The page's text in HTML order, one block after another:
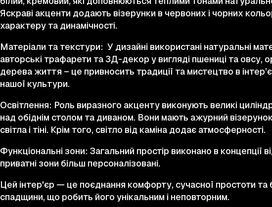
Яскраві акценти додають візерунки в червоних і чорних
характеру та динамічності.
Матеріали та текстури: У дизайні використані натуральні
авторські трафарети та 3Д-декор у вигляді пшениці та овсу,
дерева життя – це привносить традиції та мистецтво в
нашої культури.
Освітлення: Роль виразного акценту виконують великі
над обіднім столом та диваном. Вони мають ажурний
світла і тіні. Крім того, світло від каміна додає атмосферності.
Функціональні зони: Загальний простір виконано в концепції
приватні зони більш персоналізовані.
Цей інтер'єр — це поєднання комфорту, сучасної простоти та
спадщини, що робить його унікальним і неповторним.